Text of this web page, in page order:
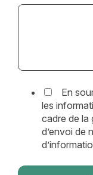
En
les
cadre de la
d’envoi de